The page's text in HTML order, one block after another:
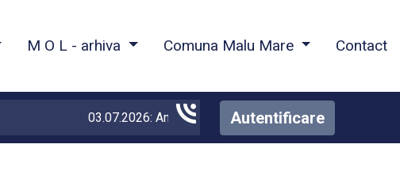
M O L - arhiva Comuna Malu Mare Contact
03.07.2026: Anunt mediu Gaze Vezi detalii
Autentificare